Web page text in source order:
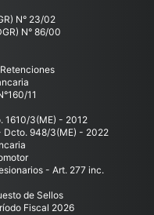
N° 23/02
N° 86/00
11
1610/3(ME) - 2012
Dcto. 948/3(ME) - 2022
- Art. 277 inc.
de Sellos
Fiscal 2026